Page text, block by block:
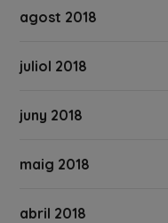
agost 2018
juliol 2018
juny 2018
maig 2018
abril 2018